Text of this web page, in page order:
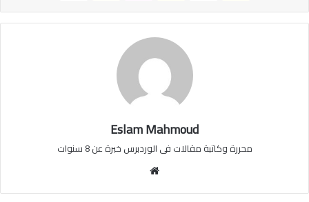
Eslam Mahmoud
محررة وكاتبة مقالات فى الوردبرس خبرة عن 8 سنوات